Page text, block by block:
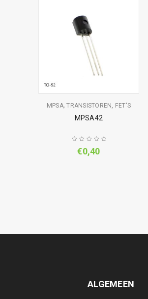
MPSA,TRANSISTOREN, FET'S
MPSA42
€0,40
ALGEMEEN